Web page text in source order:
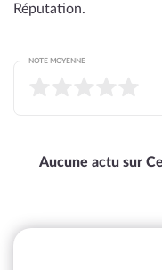
Réputation.
NOTE MOYENNE
Aucune actu sur